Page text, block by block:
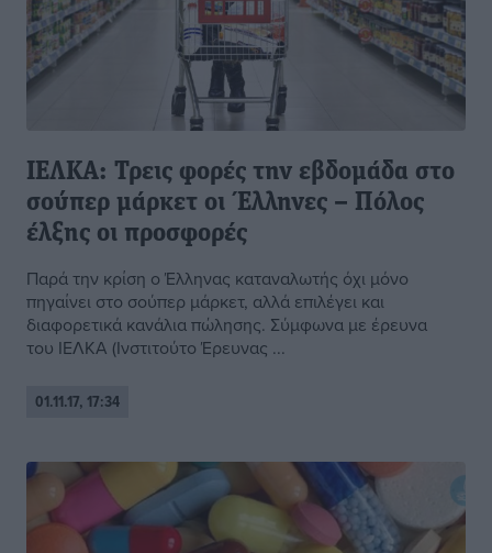
ΙΕΛΚΑ: Τρεις φορές την εβδομάδα στο
σούπερ μάρκετ οι Έλληνες – Πόλος
έλξης οι προσφορές
Παρά την κρίση ο Έλληνας καταναλωτής όχι μόνο
πηγαίνει στο σούπερ μάρκετ, αλλά επιλέγει και
διαφορετικά κανάλια πώλησης. Σύμφωνα με έρευνα
του ΙΕΛΚΑ (Ινστιτούτο Έρευνας ...
01.11.17, 17:34